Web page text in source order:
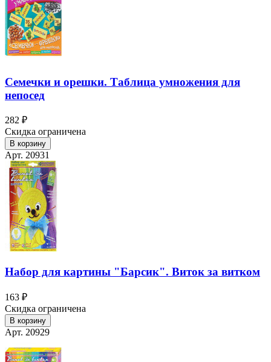
Семечки и орешки. Таблица умножения для
непосед
282 ₽
Скидка ограничена
В корзину
Арт. 20931
Набор для картины "Барсик". Виток за витком
163 ₽
Скидка ограничена
В корзину
Арт. 20929